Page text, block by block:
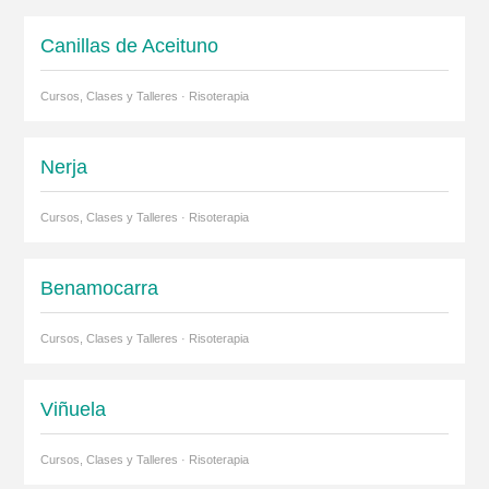
Canillas de Aceituno
Cursos, Clases y Talleres · Risoterapia
Nerja
Cursos, Clases y Talleres · Risoterapia
Benamocarra
Cursos, Clases y Talleres · Risoterapia
Viñuela
Cursos, Clases y Talleres · Risoterapia